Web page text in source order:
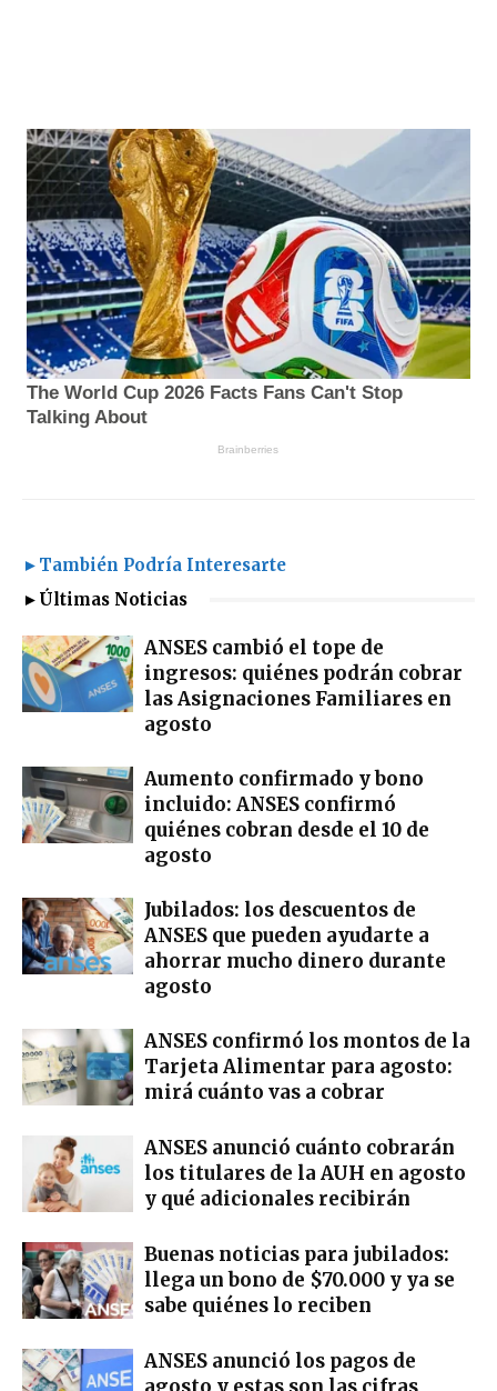
►También Podría Interesarte
►Últimas Noticias
ANSES cambió el tope de
ingresos: quiénes podrán cobrar
las Asignaciones Familiares en
agosto
Aumento confirmado y bono
incluido: ANSES confirmó
quiénes cobran desde el 10 de
agosto
Jubilados: los descuentos de
ANSES que pueden ayudarte a
ahorrar mucho dinero durante
agosto
ANSES confirmó los montos de la
Tarjeta Alimentar para agosto:
mirá cuánto vas a cobrar
ANSES anunció cuánto cobrarán
los titulares de la AUH en agosto
y qué adicionales recibirán
Buenas noticias para jubilados:
llega un bono de $70.000 y ya se
sabe quiénes lo reciben
ANSES anunció los pagos de